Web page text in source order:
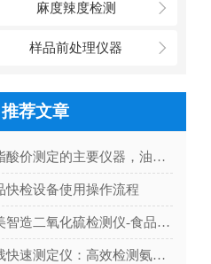
麻度辣度检测
样品前处理仪器
推荐文章
油脂酸价测定的主要仪器，油脂酸价测定仪应用
快检设备使用操作流程
恒美智造二氧化硫检测仪-食品二氧化硫测定仪校准流程完全指南
农残快速测定仪：高效检测氨基甲酸酯类农药残留量